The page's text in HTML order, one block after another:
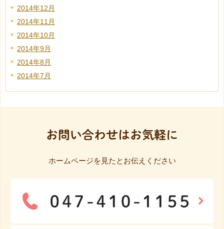
2014年12月
2014年11月
2014年10月
2014年9月
2014年8月
2014年7月
お問い合わせはお気軽に
ホームページを見たとお伝えください